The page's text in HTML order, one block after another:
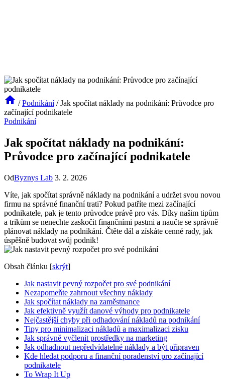
/ Podnikání / Jak spočítat náklady na podnikání: Průvodce pro
začínající podnikatele
Podnikání
Jak spočítat náklady na podnikání:
Průvodce pro začínající podnikatele
OdByznys Lab 3. 2. 2026
Víte, jak spočítat správně náklady na podnikání a udržet svou novou
firmu na správné finanční trati? Pokud patříte mezi začínající
podnikatele, pak je tento průvodce právě pro vás. Díky našim tipům
a trikům se nenechte zaskočit finančními pastmi a naučte se správně
plánovat náklady na podnikání. Čtěte dál a získáte cenné rady, jak
úspěšně budovat svůj podnik!
Obsah článku [skrýt]
Jak nastavit pevný rozpočet pro své podnikání
Nezapomeňte zahrnout všechny náklady
Jak spočítat náklady na zaměstnance
Jak efektivně využít danové výhody pro podnikatele
Nejčastější chyby při odhadování nákladů na podnikání
Tipy pro minimalizaci nákladů a maximalizaci zisku
Jak správně vyčlenit prostředky na marketing
Jak odhadnout nepředvídatelné náklady a být připraven
Kde hledat podporu a finanční poradenství pro začínající
podnikatele
To Wrap It Up